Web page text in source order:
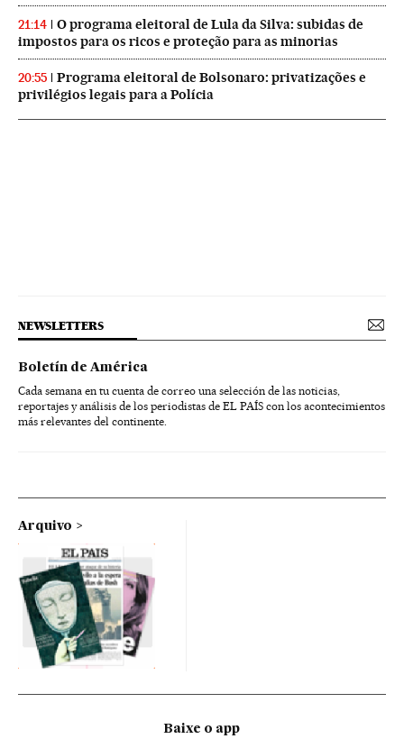
21:14
O programa eleitoral de Lula da Silva: subidas de
impostos para os ricos e proteção para as minorias
20:55
Programa eleitoral de Bolsonaro: privatizações e
privilégios legais para a Polícia
NEWSLETTERS
Boletín de América
Cada semana en tu cuenta de correo una selección de las noticias,
reportajes y análisis de los periodistas de EL PAÍS con los acontecimientos
más relevantes del continente.
Arquivo
Baixe o app